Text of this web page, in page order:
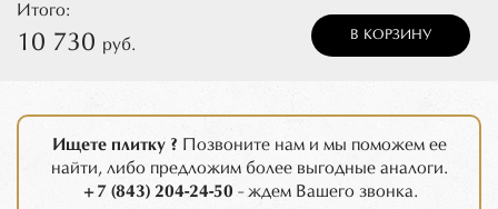
Итого:
10 730 руб.
В КОРЗИНУ
Ищете плитку ? Позвоните нам и мы поможем ее
найти, либо предложим более выгодные аналоги.
+7 (843) 204-24-50 - ждем Вашего звонка.